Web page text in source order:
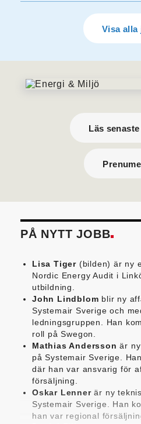
Visa alla
Läs
PÅ NYTT JOBB
Lisa Tiger (bilden) är ny
Nordic Energy Audit i
utbildning.
John Lindblom blir ny
Systemair Sverige och
ledningsgruppen. Han
roll på Swegon.
Mathias Andersson är
på Systemair Sverige.
där han var ansvarig för
försäljning.
Oskar Lennerär ny
Systemair Sverige. Han
han var regional